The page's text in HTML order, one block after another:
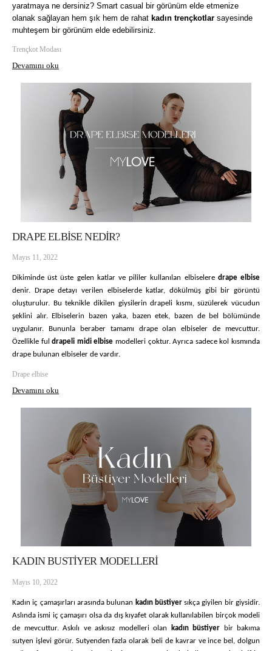
yaratmaya ne dersiniz? Smart casual bir görünüm elde etmenize
olanak sağlayan hem şık hem de rahat kadın trençkotlar sayesinde
muhteşem bir görünüm elde edebilirsiniz.
Trençkot Modası
Devamını oku
DRAPE ELBİSE NEDİR?
Mayıs 11, 2022
Dikiminde üst üste gelen katlar ve pililer kullanılan elbiselere
denir. Drape detayı verilen elbiselerde katlar, dökülmüş gibi bir görüntü
oluşturulur. Bu teknikle dikilen giysilerin drapeli kısmı, süzülerek vücudun
şeklini alır. Elbiselerin bazen yaka, bazen etek, bazen de bel bölümünde
uygulanır. Bununla beraber tamamı drape olan elbiseler de mevcuttur.
Özellikle ful drapeli midi elbise modelleri çoktur. Ayrıca sadece kol kısmında
drape bulunan elbiseler de vardır.
Drape elbise
Devamını oku
KADIN BUSTİYER MODELLERİ
Mayıs 10, 2022
Kadın iç çamaşırları arasında bulunan kadın büstiyer sıkça giyilen bir giysidir.
Aslında ismi iç çamaşırı olsa da dış kıyafet olarak kullanılabilen birçok modeli
de mevcuttur. Askılı ve askısız modelleri olan
kadın büstiyer
bir bakıma
sutyen işlevi görür. Sutyenden fazla olarak beli de kavrar ve ince bel, dolgun